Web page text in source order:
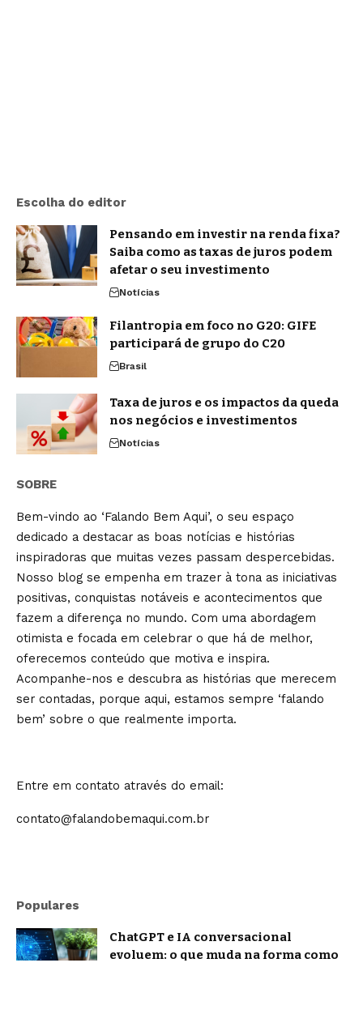
Escolha do editor
Pensando em investir na renda fixa?
Saiba como as taxas de juros podem
afetar o seu investimento
Notícias
Filantropia em foco no G20: GIFE
participará de grupo do C20
Brasil
Taxa de juros e os impactos da queda
nos negócios e investimentos
Notícias
SOBRE
Bem-vindo ao ‘Falando Bem Aqui’, o seu espaço
dedicado a destacar as boas notícias e histórias
inspiradoras que muitas vezes passam despercebidas.
Nosso blog se empenha em trazer à tona as iniciativas
positivas, conquistas notáveis e acontecimentos que
fazem a diferença no mundo. Com uma abordagem
otimista e focada em celebrar o que há de melhor,
oferecemos conteúdo que motiva e inspira.
Acompanhe-nos e descubra as histórias que merecem
ser contadas, porque aqui, estamos sempre ‘falando
bem’ sobre o que realmente importa.
Entre em contato através do email:
contato@falandobemaqui.com.br
Populares
ChatGPT e IA conversacional
evoluem: o que muda na forma como